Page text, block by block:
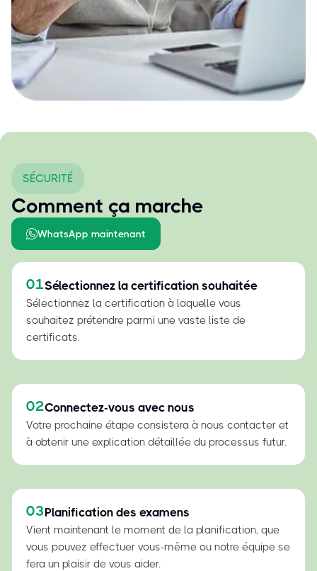
SÉCURITÉ
Comment ça marche
WhatsApp maintenant
01Sélectionnez la certification souhaitée
Sélectionnez la certification à laquelle vous
souhaitez prétendre parmi une vaste liste de
certificats.
02Connectez-vous avec nous
Votre prochaine étape consistera à nous contacter et
à obtenir une explication détaillée du processus futur.
03Planification des examens
Vient maintenant le moment de la planification, que
vous pouvez effectuer vous-même ou notre équipe se
fera un plaisir de vous aider.